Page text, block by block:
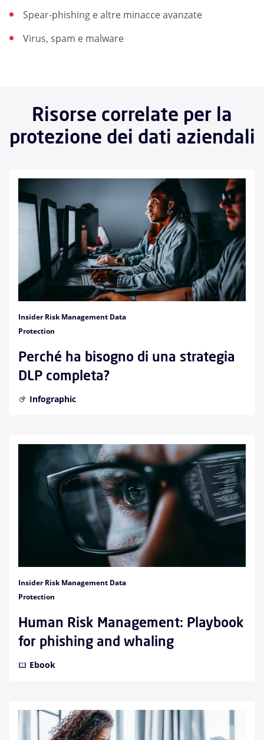
Spear-phishing e altre minacce avanzate
Virus, spam e malware
Risorse correlate per la
protezione dei dati aziendali
Insider Risk Management Data
Protection
Perché ha bisogno di una strategia
DLP completa?
Infographic
Insider Risk Management Data
Protection
Human Risk Management: Playbook
for phishing and whaling
Ebook